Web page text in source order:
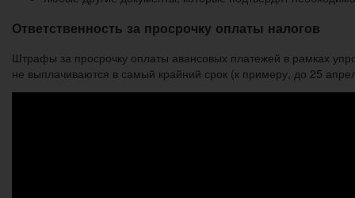
Ответственность за просрочку оплаты налогов
Штрафы за просрочку оплаты авансовых платежей в рамках
не выплачиваются в самый крайний срок (к примеру, до 25